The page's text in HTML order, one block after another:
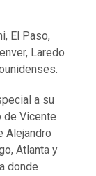
El Paso,
Laredo
a su
de Vicente
Alejandro
Atlanta y
donde